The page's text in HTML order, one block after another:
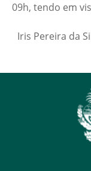
09h, tendo em
Iris Pereira da